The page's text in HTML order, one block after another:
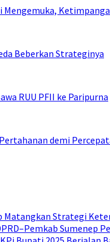
Mengemuka,
Beberkan Strateginya
RUU PFII ke Paripurna
demi
Matangkan Strategi
Sumenep